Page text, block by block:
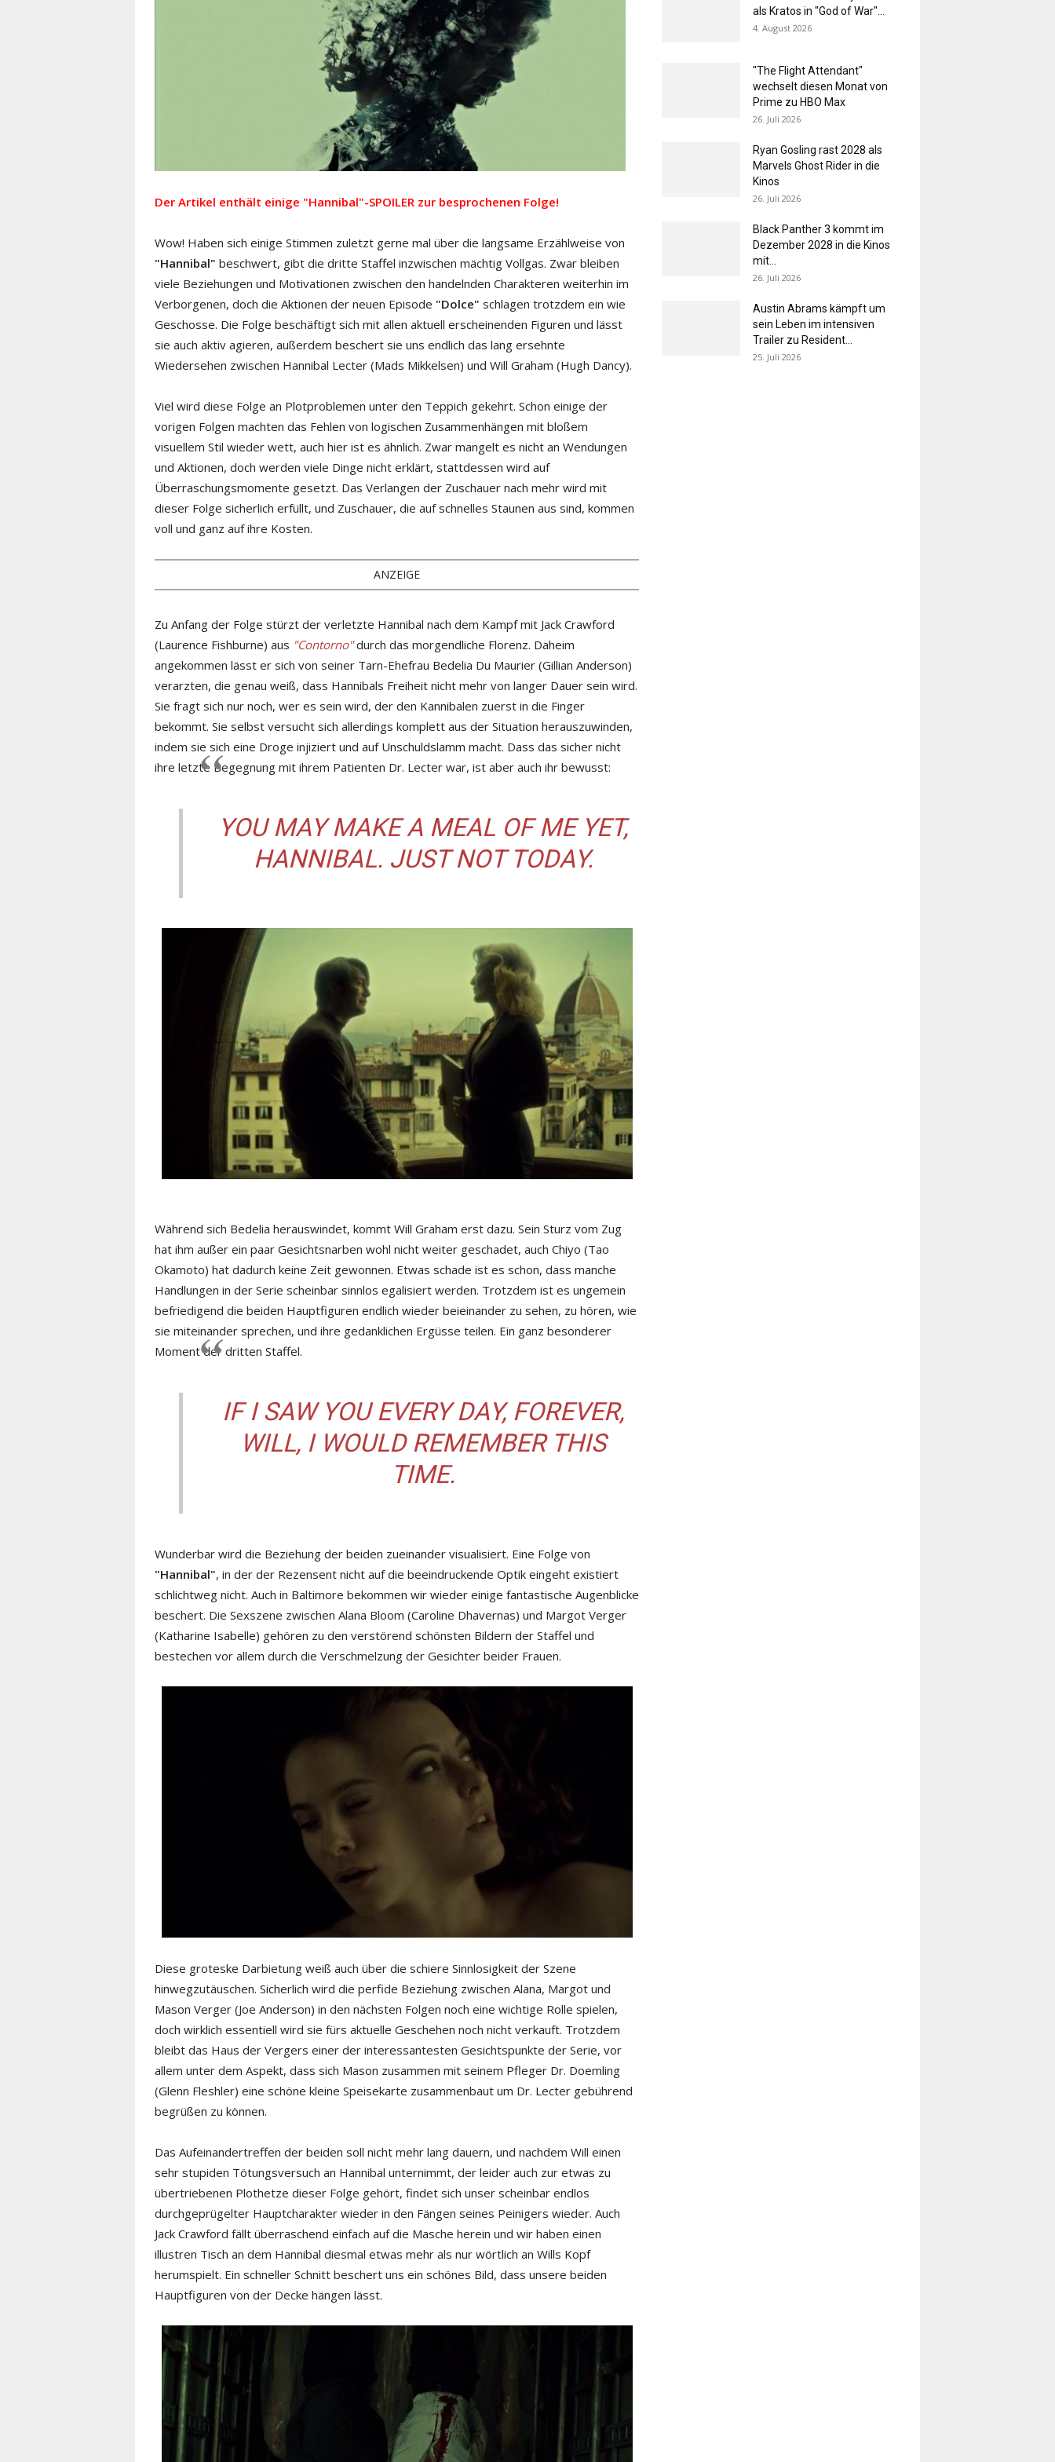
Der Artikel enthält einige "Hannibal"-SPOILER zur besprochenen Folge!
Wow! Haben sich einige Stimmen zuletzt gerne mal über die langsame Erzählweise von
"Hannibal" beschwert, gibt die dritte Staffel inzwischen mächtig Vollgas. Zwar bleiben
viele Beziehungen und Motivationen zwischen den handelnden Charakteren weiterhin im
Verborgenen, doch die Aktionen der neuen Episode "Dolce" schlagen trotzdem ein wie
Geschosse. Die Folge beschäftigt sich mit allen aktuell erscheinenden Figuren und lässt
sie auch aktiv agieren, außerdem beschert sie uns endlich das lang ersehnte
Wiedersehen zwischen Hannibal Lecter (Mads Mikkelsen) und Will Graham (Hugh Dancy).
Viel wird diese Folge an Plotproblemen unter den Teppich gekehrt. Schon einige der
vorigen Folgen machten das Fehlen von logischen Zusammenhängen mit bloßem
visuellem Stil wieder wett, auch hier ist es ähnlich. Zwar mangelt es nicht an Wendungen
und Aktionen, doch werden viele Dinge nicht erklärt, stattdessen wird auf
Überraschungsmomente gesetzt. Das Verlangen der Zuschauer nach mehr wird mit
dieser Folge sicherlich erfüllt, und Zuschauer, die auf schnelles Staunen aus sind, kommen
voll und ganz auf ihre Kosten.
ANZEIGE
Zu Anfang der Folge stürzt der verletzte Hannibal nach dem Kampf mit Jack Crawford
(Laurence Fishburne) aus "Contorno"durch das morgendliche Florenz. Daheim
angekommen lässt er sich von seiner Tarn-Ehefrau Bedelia Du Maurier (Gillian Anderson)
verarzten, die genau weiß, dass Hannibals Freiheit nicht mehr von langer Dauer sein wird.
Sie fragt sich nur noch, wer es sein wird, der den Kannibalen zuerst in die Finger
bekommt. Sie selbst versucht sich allerdings komplett aus der Situation herauszuwinden,
indem sie sich eine Droge injiziert und auf Unschuldslamm macht. Dass das sicher nicht
ihre letzte Begegnung mit ihrem Patienten Dr. Lecter war, ist aber auch ihr bewusst:
YOU MAY MAKE A MEAL OF ME YET,
HANNIBAL. JUST NOT TODAY.
Während sich Bedelia herauswindet, kommt Will Graham erst dazu. Sein Sturz vom Zug
hat ihm außer ein paar Gesichtsnarben wohl nicht weiter geschadet, auch Chiyo (Tao
Okamoto) hat dadurch keine Zeit gewonnen. Etwas schade ist es schon, dass manche
Handlungen in der Serie scheinbar sinnlos egalisiert werden. Trotzdem ist es ungemein
befriedigend die beiden Hauptfiguren endlich wieder beieinander zu sehen, zu hören, wie
sie miteinander sprechen, und ihre gedanklichen Ergüsse teilen. Ein ganz besonderer
Moment der dritten Staffel.
IF I SAW YOU EVERY DAY, FOREVER,
WILL, I WOULD REMEMBER THIS
TIME.
Wunderbar wird die Beziehung der beiden zueinander visualisiert. Eine Folge von
"Hannibal", in der der Rezensent nicht auf die beeindruckende Optik eingeht existiert
schlichtweg nicht. Auch in Baltimore bekommen wir wieder einige fantastische Augenblicke
beschert. Die Sexszene zwischen Alana Bloom (Caroline Dhavernas) und Margot Verger
(Katharine Isabelle) gehören zu den verstörend schönsten Bildern der Staffel und
bestechen vor allem durch die Verschmelzung der Gesichter beider Frauen.
Diese groteske Darbietung weiß auch über die schiere Sinnlosigkeit der Szene
hinwegzutäuschen. Sicherlich wird die perfide Beziehung zwischen Alana, Margot und
Mason Verger (Joe Anderson) in den nächsten Folgen noch eine wichtige Rolle spielen,
doch wirklich essentiell wird sie fürs aktuelle Geschehen noch nicht verkauft. Trotzdem
bleibt das Haus der Vergers einer der interessantesten Gesichtspunkte der Serie, vor
allem unter dem Aspekt, dass sich Mason zusammen mit seinem Pfleger Dr. Doemling
(Glenn Fleshler) eine schöne kleine Speisekarte zusammenbaut um Dr. Lecter gebührend
begrüßen zu können.
Das Aufeinandertreffen der beiden soll nicht mehr lang dauern, und nachdem Will einen
sehr stupiden Tötungsversuch an Hannibal unternimmt, der leider auch zur etwas zu
übertriebenen Plothetze dieser Folge gehört, findet sich unser scheinbar endlos
durchgeprügelter Hauptcharakter wieder in den Fängen seines Peinigers wieder. Auch
Jack Crawford fällt überraschend einfach auf die Masche herein und wir haben einen
illustren Tisch an dem Hannibal diesmal etwas mehr als nur wörtlich an Wills Kopf
herumspielt. Ein schneller Schnitt beschert uns ein schönes Bild, dass unsere beiden
Hauptfiguren von der Decke hängen lässt.
als Kratos in "God of War"...
4. August 2026
"The Flight Attendant"
wechselt diesen Monat von
Prime zu HBO Max
26. Juli 2026
Ryan Gosling rast 2028 als
Marvels Ghost Rider in die
Kinos
26. Juli 2026
Black Panther 3 kommt im
Dezember 2028 in die Kinos
mit...
26. Juli 2026
Austin Abrams kämpft um
sein Leben im intensiven
Trailer zu Resident...
25. Juli 2026